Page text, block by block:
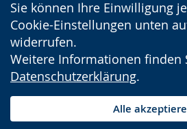
Sie können Ihre Einwilligung
Cookie-Einstellungen unten
widerrufen.
Weitere Informationen finden
Datenschutzerklärung.
Alle